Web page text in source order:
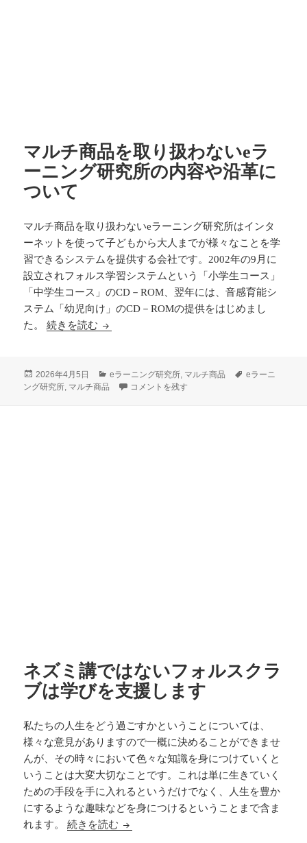
マルチ商品を取り扱わないeラ
ーニング研究所の内容や沿革に
ついて
マルチ商品を取り扱わないeラーニング研究所はインタ
ーネットを使って子どもから大人までが様々なことを学
習できるシステムを提供する会社です。2002年の9月に
設立されフォルス学習システムという「小学生コース」
「中学生コース」のCD－ROM、翌年には、音感育能シ
ステム「幼児向け」のCD－ROMの提供をはじめまし
た。続きを読む マルチ商品を取り扱わないeラーニング研究
投
稿
2026年4月5日
カ
eラーニング研究所, マルチ商品
タ
eラーニ
ング研究所, マルチ商品 マルチ商品を取り扱わないeラーニング研究所
コメントを残す
ネズミ講ではないフォルスクラ
ブは学びを支援します
私たちの人生をどう過ごすかということについては、
様々な意見がありますので一概に決めることができませ
んが、その時々において色々な知識を身につけていくと
いうことは大変大切なことです。これは単に生きていく
ための手段を手に入れるというだけでなく、人生を豊か
にするような趣味などを身につけるということまで含ま
れます。続きを読む ネズミ講ではないフォルスクラブは学